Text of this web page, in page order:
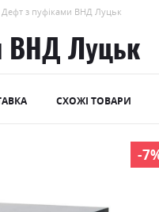
Дефт з пуфіками ВНД Луцьк
ВНД Луцьк
СХОЖІ ТОВАРИ
-